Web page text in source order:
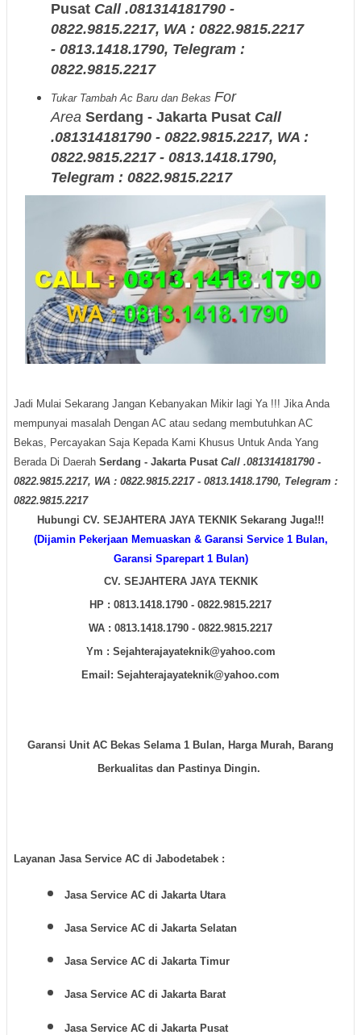
PusatCall .081314181790 -
0822.9815.2217, WA : 0822.9815.2217
- 0813.1418.1790, Telegram :
0822.9815.2217
Tukar Tambah Ac Baru dan Bekas For
Area Serdang - Jakarta PusatCall
.081314181790 - 0822.9815.2217, WA :
0822.9815.2217 - 0813.1418.1790,
Telegram : 0822.9815.2217
Jadi Mulai Sekarang Jangan Kebanyakan Mikir lagi Ya !!! Jika Anda
mempunyai masalah Dengan AC atau sedang membutuhkan AC
Bekas, Percayakan Saja Kepada Kami Khusus Untuk Anda Yang
Berada Di Daerah Serdang - Jakarta Pusat Call .081314181790 -
0822.9815.2217, WA : 0822.9815.2217 - 0813.1418.1790, Telegram :
0822.9815.2217
Hubungi CV. SEJAHTERA JAYA TEKNIK Sekarang Juga!!!
(Dijamin Pekerjaan Memuaskan & Garansi Service 1 Bulan,
Garansi Sparepart 1 Bulan)
CV. SEJAHTERA JAYA TEKNIK
HP : 0813.1418.1790 - 0822.9815.2217
WA : 0813.1418.1790 - 0822.9815.2217
Ym : Sejahterajayateknik@yahoo.com
Email: Sejahterajayateknik@yahoo.com
Garansi Unit AC Bekas Selama 1 Bulan, Harga Murah, Barang
Berkualitas dan Pastinya Dingin.
Layanan Jasa Service AC di Jabodetabek :
Jasa Service AC di Jakarta Utara
Jasa Service AC di Jakarta Selatan
Jasa Service AC di Jakarta Timur
Jasa Service AC di Jakarta Barat
Jasa Service AC di Jakarta Pusat